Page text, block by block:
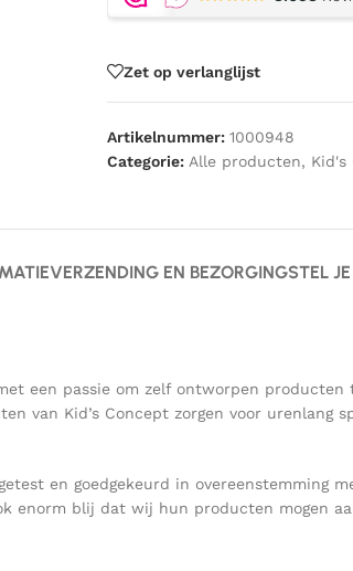
Zet op verlanglijst
Artikelnummer: 1000948
Categorie: Alle producten, Kid's
VERZENDING EN BEZORGINGSTEL
een passie om zelf ontworpen
van Kid’s Concept zorgen voor
en goedgekeurd in overeenstemming
enorm blij dat wij hun producten mogen